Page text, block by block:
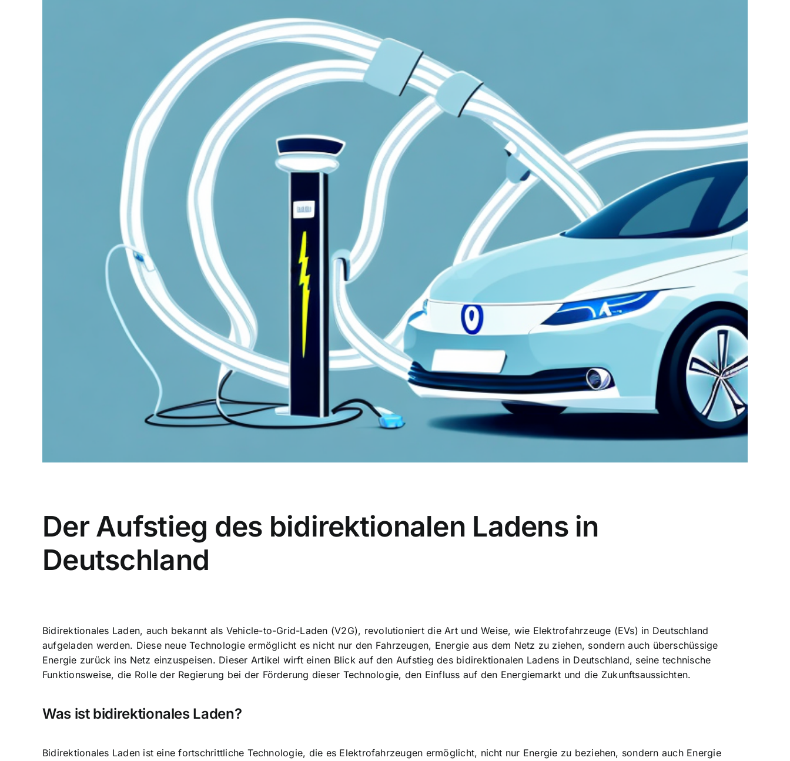
Der Aufstieg des bidirektionalen Ladens in
Deutschland
Bidirektionales Laden, auch bekannt als Vehicle-to-Grid-Laden (V2G), revolutioniert die Art und Weise, wie Elektrofahrzeuge (EVs) in Deutschland
aufgeladen werden. Diese neue Technologie ermöglicht es nicht nur den Fahrzeugen, Energie aus dem Netz zu ziehen, sondern auch überschüssige
Energie zurück ins Netz einzuspeisen. Dieser Artikel wirft einen Blick auf den Aufstieg des bidirektionalen Ladens in Deutschland, seine technische
Funktionsweise, die Rolle der Regierung bei der Förderung dieser Technologie, den Einfluss auf den Energiemarkt und die Zukunftsaussichten.
Was ist bidirektionales Laden?
Bidirektionales Laden ist eine fortschrittliche Technologie, die es Elektrofahrzeugen ermöglicht, nicht nur Energie zu beziehen, sondern auch Energie